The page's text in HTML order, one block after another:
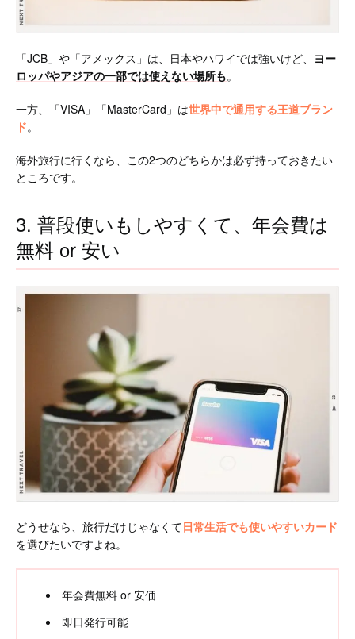
「JCB」や「アメックス」は、日本やハワイでは強いけど、 ヨー
ロッパやアジアの一部では使えない場所も。
一方、「VISA」「MasterCard」は世界中で通用する王道ブラン
ド。
海外旅行に行くなら、この2つのどちらかは必ず持っておきたい
ところです。
3. 普段使いもしやすくて、年会費は
無料 or 安い
どうせなら、旅行だけじゃなくて日常生活でも使いやすいカード
を選びたいですよね。
年会費無料 or 安価
即日発行可能